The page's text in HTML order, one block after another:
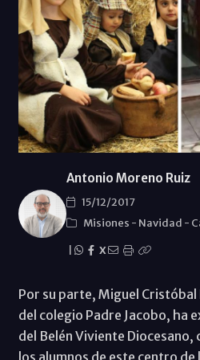
Antonio Moreno Ruiz
15/12/2017
Misiones - Navidad -
X
Por su parte, Miguel
del colegio Padre Jacobo, ha
del Belén Viviente
los alumnos de este centro